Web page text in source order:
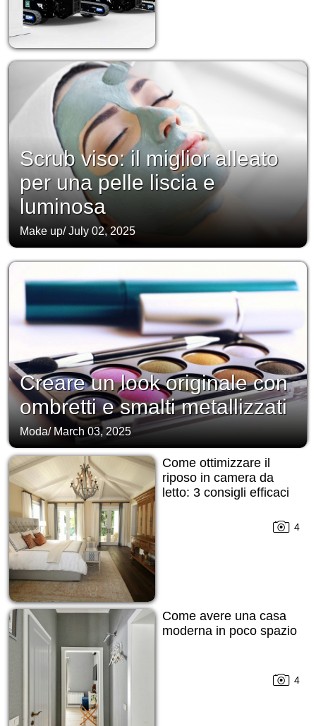
Scrub viso: il miglior alleato
per una pelle liscia e
luminosa
Make up/July 02, 2025
Creare un look originale con
ombretti e smalti metallizzati
Moda/ March 03, 2025
Come ottimizzare il
riposo in camera da
letto: 3 consigli efficaci
4
Come avere una casa
moderna in poco spazio
4